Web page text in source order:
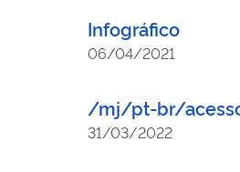
Infográfico
06/04/2021
/mj/pt-br/
31/03/2022